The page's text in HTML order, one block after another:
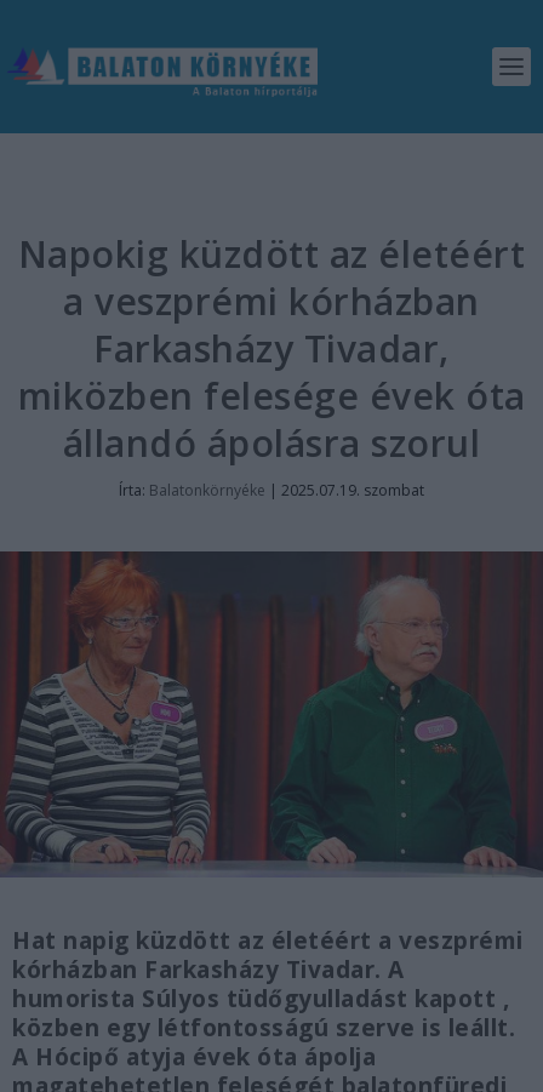
Napokig küzdött az életéért
a veszprémi kórházban
Farkasházy Tivadar,
miközben felesége évek óta
állandó ápolásra szorul
Írta: Balatonkörnyéke | 2025.07.19. szombat
Hat napig küzdött az életéért a veszprémi
kórházban Farkasházy Tivadar. A
humorista Súlyos tüdőgyulladást kapott ,
közben egy létfontosságú szerve is leállt.
A Hócipő atyja évek óta ápolja